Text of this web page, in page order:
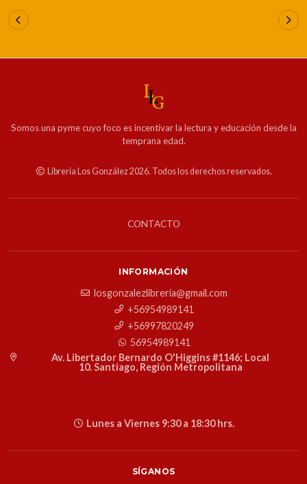
Somos una pyme cuyo foco es incentivar la lectura y educación desde la
temprana edad.
Librería Los González 2026. Todos los derechos reservados.
CONTACTO
INFORMACIÓN
losgonzalezlibreria@gmail.com
+56954989141
+56997820249
56954989141
Av. Libertador Bernardo O'Higgins #1146; Local
10. Santiago, Región Metropolitana
Lunes a Viernes 9:30 a 18:30 hrs.
SÍGANOS